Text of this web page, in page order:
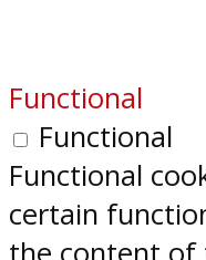
Functional
Functional
Functional
certain